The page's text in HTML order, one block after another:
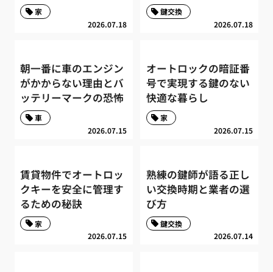
2026.07.18
家
2026.07.18
鍵交換
朝一番に車のエンジン
がかからない理由とバ
ッテリーマークの恐怖
2026.07.15
車
オートロックの暗証番
号で実現する鍵のない
快適な暮らし
2026.07.15
家
賃貸物件でオートロッ
クキーを安全に管理す
るための秘訣
2026.07.15
家
熟練の鍵師が語る正し
い交換時期と業者の選
び方
2026.07.14
鍵交換